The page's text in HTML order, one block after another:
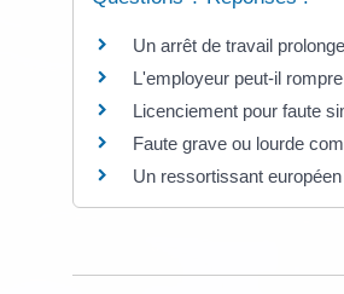
Un arrêt de travail
L'employeur peut-il
Licenciement pour faute
Faute grave ou lourde
Un ressortissant